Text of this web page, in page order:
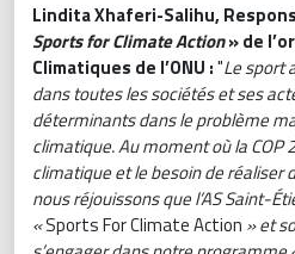
Lindita Xhaferi-Salihu,
Sports for Climate Action» de
Climatiques de l’ONU :"Le sport
dans toutes les sociétés et ses
déterminants dans le problème
climatique. Au moment où la COP
climatique et le besoin de réaliser
nous réjouissons que l’AS Saint-
«Sports For Climate Action » et